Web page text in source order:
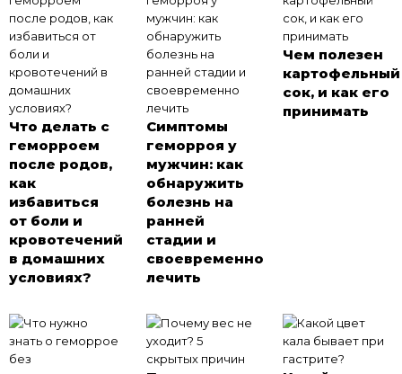
Что делать с
геморроем
после родов,
как
избавиться
от боли и
кровотечений
в домашних
условиях?
Симптомы
геморроя у
мужчин: как
обнаружить
болезнь на
ранней
стадии и
своевременно
лечить
Чем полезен
картофельный
сок, и как его
принимать